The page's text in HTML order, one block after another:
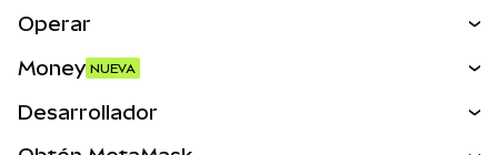
Operar
Money NUEVA
Desarrollador